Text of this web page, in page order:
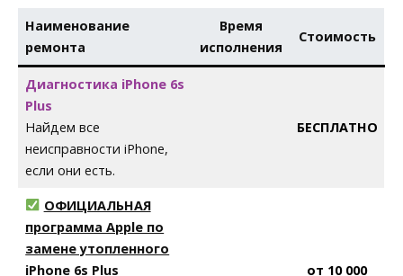
Наименование
ремонта
Время
исполнения
Стоимость
Диагностика iPhone 6s
Plus
Найдем все
неисправности iPhone,
если они есть.
БЕСПЛАТНО
ОФИЦИАЛЬНАЯ
программа Apple по
замене утопленного
iPhone 6s Plus
от 10 000